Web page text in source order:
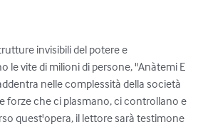
invisibili del potere e
le vite di milioni di persone, "Anàtemi E
nelle complessità della società
forze che ci plasmano, ci controllano e
quest'opera, il lettore sarà testimone